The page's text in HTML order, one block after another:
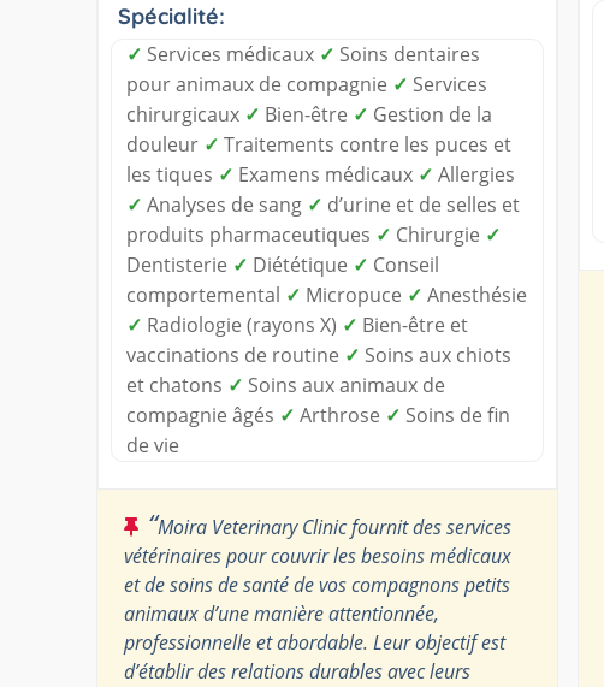
Spécialité:
✓ Services médicaux ✓ Soins dentaires
pour animaux de compagnie ✓ Services
chirurgicaux ✓ Bien-être ✓ Gestion de la
douleur ✓ Traitements contre les puces et
les tiques ✓ Examens médicaux ✓ Allergies
✓ Analyses de sang ✓ d’urine et de selles et
produits pharmaceutiques ✓ Chirurgie ✓
Dentisterie ✓ Diététique ✓ Conseil
comportemental ✓ Micropuce ✓ Anesthésie
✓ Radiologie (rayons X) ✓ Bien-être et
vaccinations de routine ✓ Soins aux chiots
et chatons ✓ Soins aux animaux de
compagnie âgés ✓ Arthrose ✓ Soins de fin
de vie
“Moira Veterinary Clinic fournit des services
vétérinaires pour couvrir les besoins médicaux
et de soins de santé de vos compagnons petits
animaux d’une manière attentionnée,
professionnelle et abordable. Leur objectif est
d’établir des relations durables avec leurs